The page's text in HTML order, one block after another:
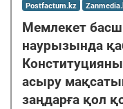
Postfactum.kz
Мемлекет
наурызында
асыру
заңдарға қол